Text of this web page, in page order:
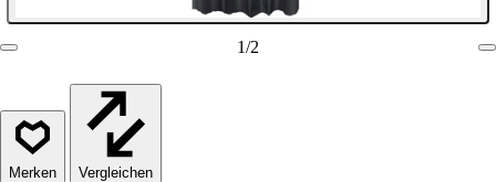
1/2
Vergleichen